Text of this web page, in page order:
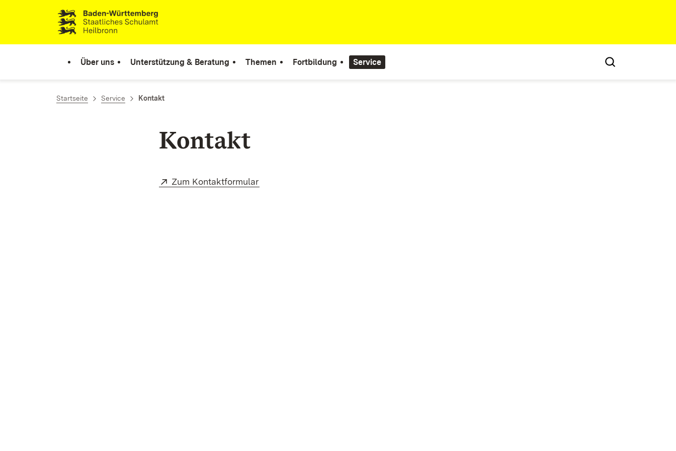
Zum Inhalt springen
Link zur Startseite
Über uns Unterstützung & Beratung Themen Fortbildung Service
Startseite Service Kontakt
Kontakt
Extern:
Zum Kontaktformular